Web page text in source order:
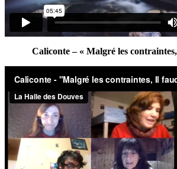
Caliconte – « Malgré les